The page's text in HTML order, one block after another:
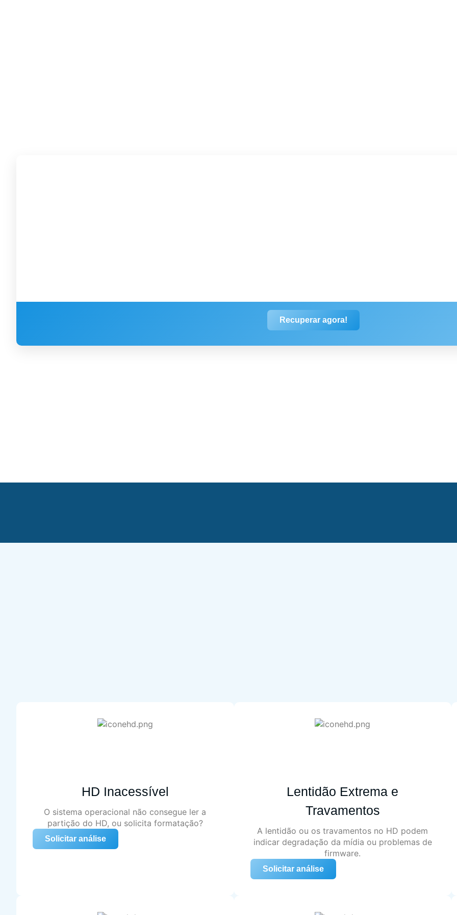
Recuperar agora!
HD Inacessível
O sistema operacional não consegue ler a
partição do HD, ou solicita formatação?
Solicitar análise
Lentidão Extrema e
Travamentos
A lentidão ou os travamentos no HD podem
indicar degradação da mídia ou problemas de
firmware.
Solicitar análise